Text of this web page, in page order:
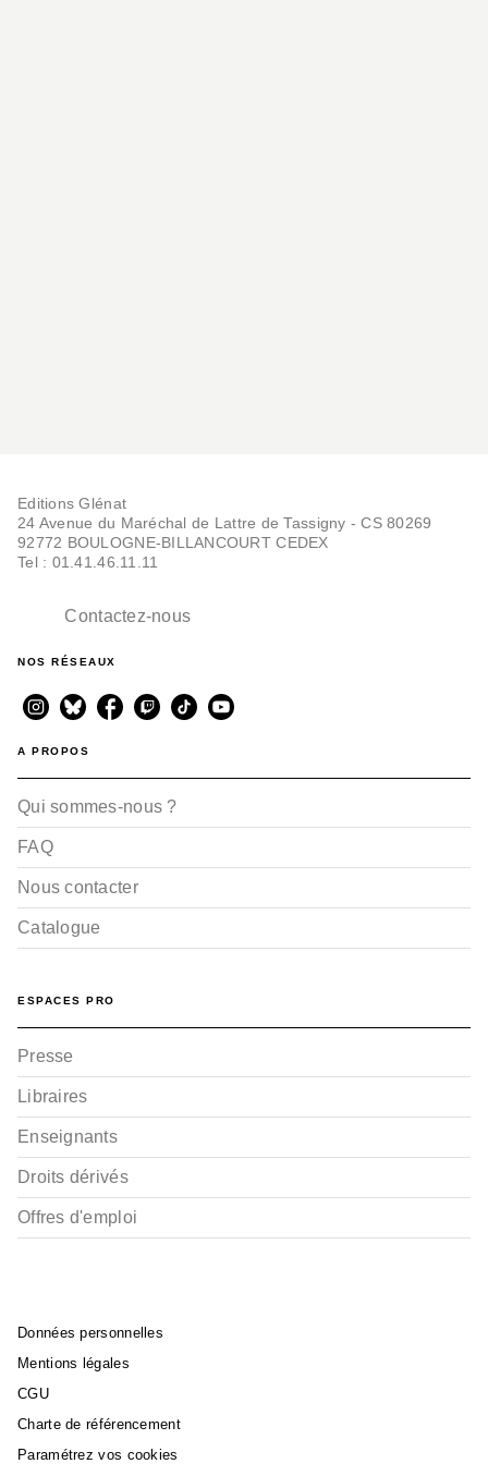
Editions Glénat
24 Avenue du Maréchal de Lattre de Tassigny - CS 80269
92772 BOULOGNE-BILLANCOURT CEDEX
Tel : 01.41.46.11.11
Contactez-nous
NOS RÉSEAUX
A PROPOS
Qui sommes-nous ?
FAQ
Nous contacter
Catalogue
ESPACES PRO
Presse
Libraires
Enseignants
Droits dérivés
Offres d'emploi
Données personnelles
Mentions légales
CGU
Charte de référencement
Paramétrez vos cookies